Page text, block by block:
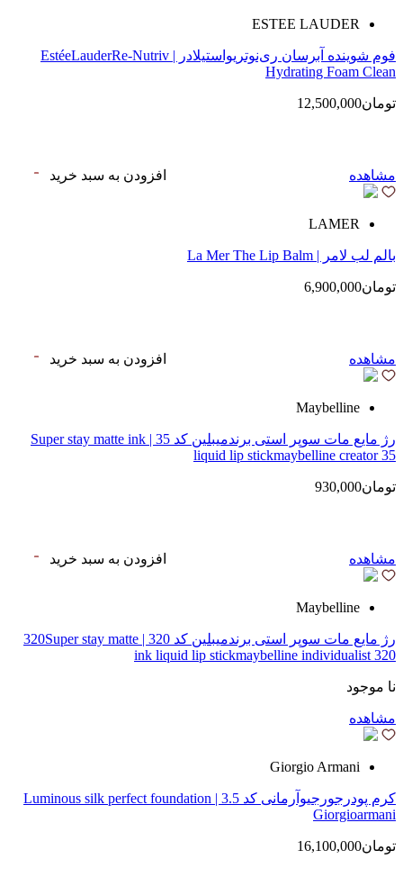
ESTEE LAUDER
فوم شوینده آبرسان ری‌نوتریواستیلادر | EstéeLauderRe-Nutriv
Hydrating Foam Clean
تومان12,500,000
مشاهده افزودن به سبد خرید
LAMER
بالم لب لامر | La Mer The Lip Balm
تومان6,900,000
مشاهده افزودن به سبد خرید
Maybelline
رژ مایع مات سوپر استی‌ برندمیبلین کد 35 | Super stay matte ink
liquid lip stickmaybelline creator 35
تومان930,000
مشاهده افزودن به سبد خرید
Maybelline
رژ مایع مات سوپر استی‌ برندمیبلین کد 320 | 320Super stay matte
ink liquid lip stickmaybelline individualist 320
نا موجود
مشاهده
Giorgio Armani
کرم پودرجورجیوآرمانی کد 3.5 | Luminous silk perfect foundation
Giorgioarmani
تومان16,100,000